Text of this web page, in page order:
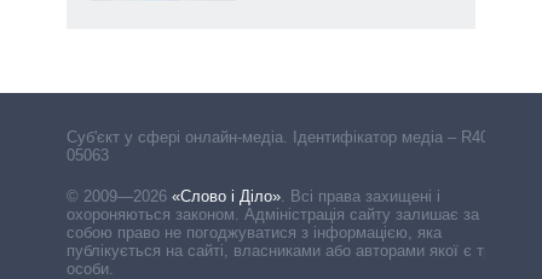
Cуб'єкт у сфері онлайн-медіа. Ідентифікатор медіа – R40-
05063
© 2009—2026 «Слово і Діло»
Всі права захищені і
охороняються законом. Адміністрація сайту залишає за
собою право не погоджуватися з інформацією, яка
публікується на сайті, власниками або авторами якої є треті
особи.